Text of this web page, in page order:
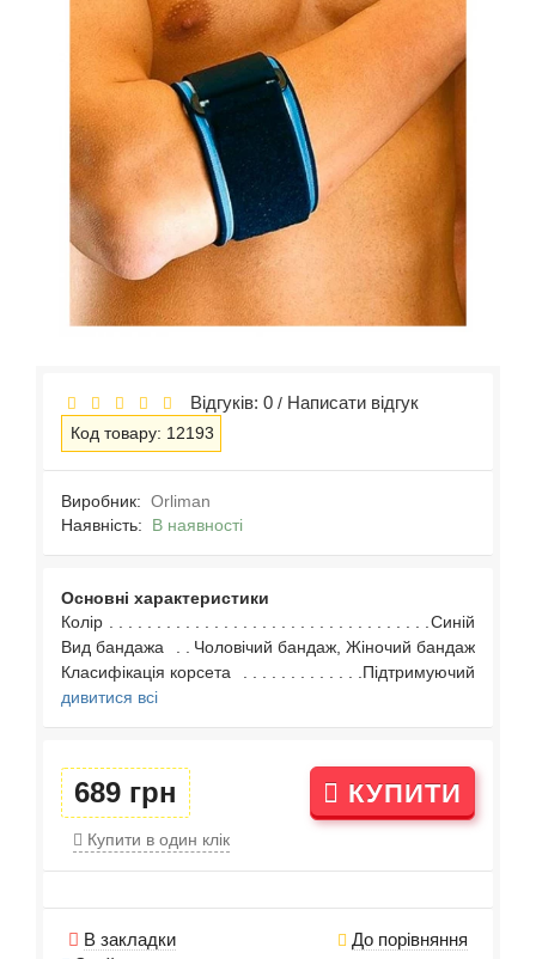
Відгуків: 0 / Написати відгук
Код товару: 12193
Виробник: Orliman
Наявність: В наявності
Основні характеристики
Колір
Синій
Вид бандажа
Чоловічий бандаж, Жіночий бандаж
Класифікація корсета
Підтримуючий
дивитися всі
689 грн КУПИТИ
Купити в один клік
В закладки
До порівняння